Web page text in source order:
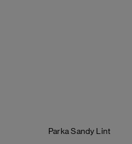
Parka Sandy Lint